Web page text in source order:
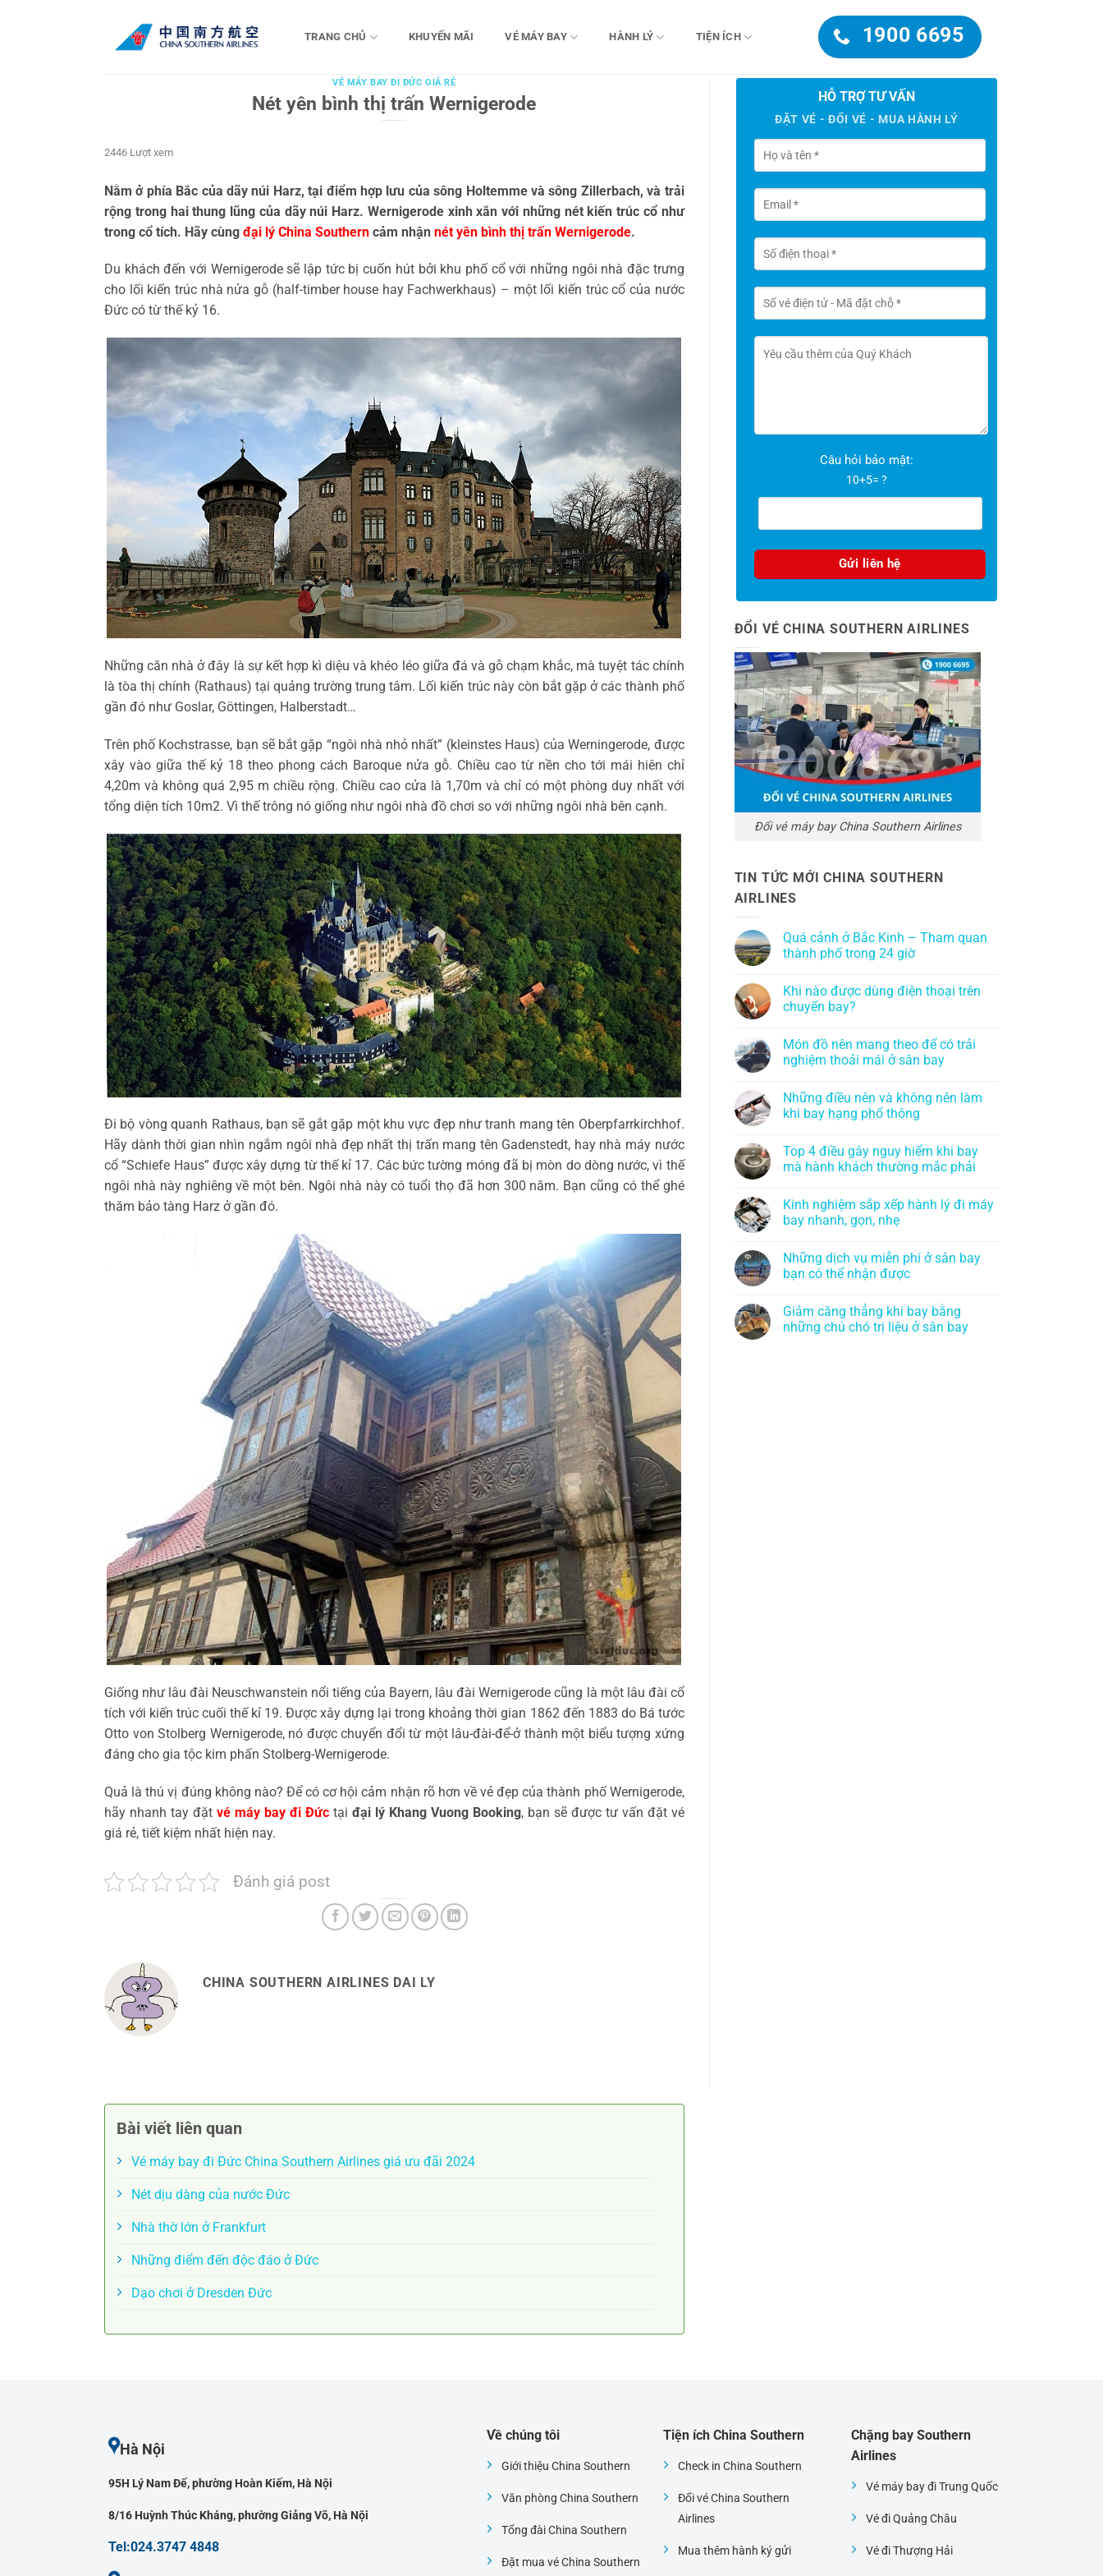
TRANG CHỦ KHUYẾN MÃI VÉ MÁY BAY HÀNH LÝ TIỆN ÍCH 1900 6695
VÉ MÁY BAY ĐI ĐỨC GIÁ RẺ
Nét yên bình thị trấn Wernigerode
2446 Lượt xem
Nằm ở phía Bắc của dãy núi Harz, tại điểm hợp lưu của sông Holtemme và sông Zillerbach, và trải
rộng trong hai thung lũng của dãy núi Harz. Wernigerode xinh xắn với những nét kiến trúc cổ như
trong cổ tích. Hãy cùng đại lý China Southern cảm nhận nét yên bình thị trấn Wernigerode.
Du khách đến với Wernigerode sẽ lập tức bị cuốn hút bởi khu phố cổ với những ngôi nhà đặc trưng
cho lối kiến trúc nhà nửa gỗ (half-timber house hay Fachwerkhaus) – một lối kiến trúc cổ của nước
Đức có từ thế kỷ 16.
Những căn nhà ở đây là sự kết hợp kì diệu và khéo léo giữa đá và gỗ chạm khắc, mà tuyệt tác chính
là tòa thị chính (Rathaus) tại quảng trường trung tâm. Lối kiến trúc này còn bắt gặp ở các thành phố
gần đó như Goslar, Göttingen, Halberstadt…
Trên phố Kochstrasse, bạn sẽ bắt gặp “ngôi nhà nhỏ nhất” (kleinstes Haus) của Werningerode, được
xây vào giữa thế kỷ 18 theo phong cách Baroque nửa gỗ. Chiều cao từ nền cho tới mái hiên chỉ
4,20m và không quá 2,95 m chiều rộng. Chiều cao cửa là 1,70m và chỉ có một phòng duy nhất với
tổng diện tích 10m2. Vì thế trông nó giống như ngôi nhà đồ chơi so với những ngôi nhà bên cạnh.
Đi bộ vòng quanh Rathaus, bạn sẽ gắt gặp một khu vực đẹp như tranh mang tên Oberpfarrkirchhof.
Hãy dành thời gian nhìn ngắm ngôi nhà đẹp nhất thị trấn mang tên Gadenstedt, hay nhà máy nước
cổ “Schiefe Haus” được xây dựng từ thế kỉ 17. Các bức tường móng đã bị mòn do dòng nước, vì thế
ngôi nhà này nghiêng về một bên. Ngôi nhà này có tuổi thọ đã hơn 300 năm. Bạn cũng có thể ghé
thăm bảo tàng Harz ở gần đó.
Giống như lâu đài Neuschwanstein nổi tiếng của Bayern, lâu đài Wernigerode cũng là một lâu đài cổ
tích với kiến trúc cuối thế kỉ 19. Được xây dựng lại trong khoảng thời gian 1862 đến 1883 do Bá tước
Otto von Stolberg Wernigerode, nó được chuyển đổi từ một lâu-đài-để-ở thành một biểu tượng xứng
đáng cho gia tộc kim phấn Stolberg-Wernigerode.
Quả là thú vị đúng không nào? Để có cơ hội cảm nhận rõ hơn về vẻ đẹp của thành phố Wernigerode,
hãy nhanh tay đặt vé máy bay đi Đứctại đại lý Khang Vuong Booking, bạn sẽ được tư vấn đặt vé
giá rẻ, tiết kiệm nhất hiện nay.
Đánh giá post
CHINA SOUTHERN AIRLINES DAI LY
HỖ TRỢ TƯ VẤN
ĐẶT VÉ - ĐỔI VÉ - MUA HÀNH LÝ
Câu hỏi bảo mật:
10+5= ?
ĐỔI VÉ CHINA SOUTHERN AIRLINES
Đổi vé máy bay China Southern Airlines
TIN TỨC MỚI CHINA SOUTHERN
AIRLINES
Quá cảnh ở Bắc Kinh – Tham quan
thành phố trong 24 giờ
Khi nào được dùng điện thoại trên
chuyến bay?
Món đồ nên mang theo để có trải
nghiệm thoải mái ở sân bay
Những điều nên và không nên làm
khi bay hạng phổ thông
Top 4 điều gây nguy hiểm khi bay
mà hành khách thường mắc phải
Kinh nghiệm sắp xếp hành lý đi máy
bay nhanh, gọn, nhẹ
Những dịch vụ miễn phí ở sân bay
bạn có thể nhận được
Giảm căng thẳng khi bay bằng
những chú chó trị liệu ở sân bay
Bài viết liên quan
Vé máy bay đi Đức China Southern Airlines giá ưu đãi 2024
Nét dịu dàng của nước Đức
Nhà thờ lớn ở Frankfurt
Những điểm đến độc đáo ở Đức
Dạo chơi ở Dresden Đức
Hà Nội
95H Lý Nam Đế, phường Hoàn Kiếm, Hà Nội
8/16 Huỳnh Thúc Kháng, phường Giảng Võ, Hà Nội
Tel:024.3747 4848
Về chúng tôi
Giới thiệu China Southern
Văn phòng China Southern
Tổng đài China Southern
Đặt mua vé China Southern
Tiện ích China Southern
Check in China Southern
Đổi vé China Southern
Airlines
Mua thêm hành ký gửi
Chặng bay Southern
Airlines
Vé máy bay đi Trung Quốc
Vé đi Quảng Châu
Vé đi Thượng Hải